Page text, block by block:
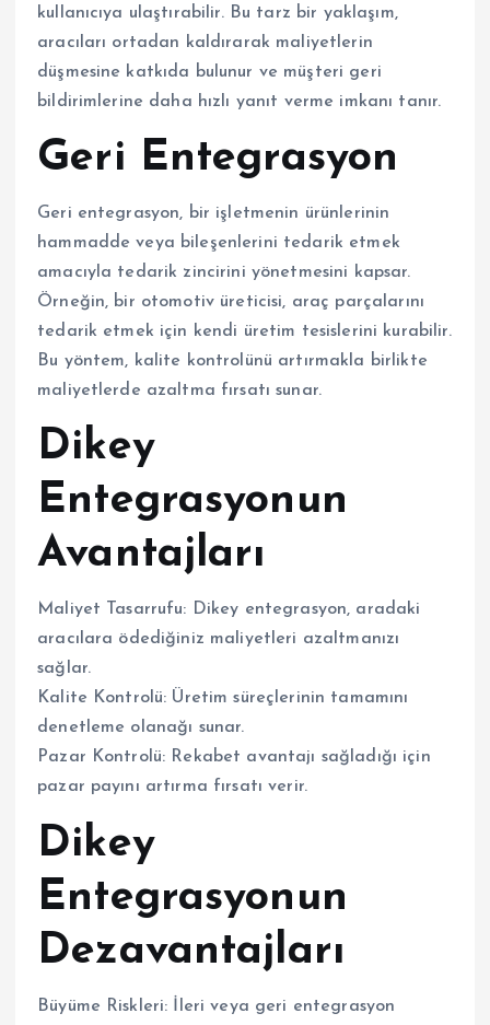
kullanıcıya ulaştırabilir. Bu tarz bir yaklaşım,
aracıları ortadan kaldırarak maliyetlerin
düşmesine katkıda bulunur ve müşteri geri
bildirimlerine daha hızlı yanıt verme imkanı tanır.
Geri Entegrasyon
Geri entegrasyon, bir işletmenin ürünlerinin
hammadde veya bileşenlerini tedarik etmek
amacıyla tedarik zincirini yönetmesini kapsar.
Örneğin, bir otomotiv üreticisi, araç parçalarını
tedarik etmek için kendi üretim tesislerini kurabilir.
Bu yöntem, kalite kontrolünü artırmakla birlikte
maliyetlerde azaltma fırsatı sunar.
Dikey
Entegrasyonun
Avantajları
Maliyet Tasarrufu: Dikey entegrasyon, aradaki
aracılara ödediğiniz maliyetleri azaltmanızı
sağlar.
Kalite Kontrolü: Üretim süreçlerinin tamamını
denetleme olanağı sunar.
Pazar Kontrolü: Rekabet avantajı sağladığı için
pazar payını artırma fırsatı verir.
Dikey
Entegrasyonun
Dezavantajları
Büyüme Riskleri: İleri veya geri entegrasyon